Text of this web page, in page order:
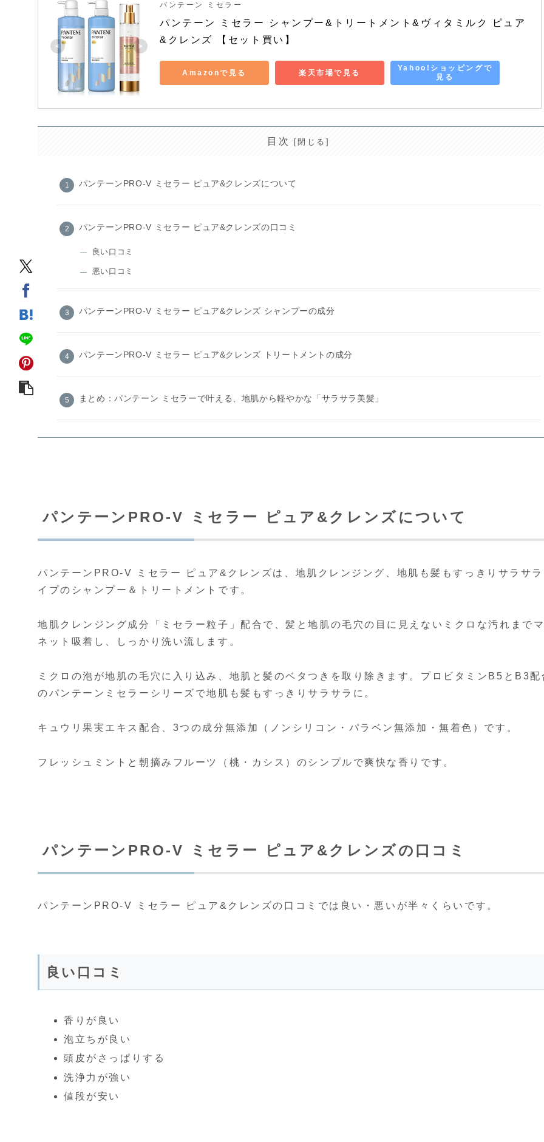
パンテーン ミセラー
パンテーン ミセラー シャンプー&トリートメント&ヴィタミルク ピュア
&クレンズ 【セット買い】
Amazonで見る 楽天市場で見る
Yahoo!ショッピングで
見る
目次
パンテーンPRO-V ミセラー ピュア&クレンズについて
パンテーンPRO-V ミセラー ピュア&クレンズの口コミ
良い口コミ
悪い口コミ
パンテーンPRO-V ミセラー ピュア&クレンズ シャンプーの成分
パンテーンPRO-V ミセラー ピュア&クレンズ トリートメントの成分
まとめ：パンテーン ミセラーで叶える、地肌から軽やかな「サラサラ美髪」
パンテーンPRO-V ミセラー ピュア&クレンズについて
パンテーンPRO-V ミセラー ピュア&クレンズは、地肌クレンジング、地肌も髪もすっきりサラサ
イプのシャンプー＆トリートメントです。
地肌クレンジング成分「ミセラー粒子」配合で、髪と地肌の毛穴の目に見えないミクロな汚れまで
ネット吸着し、しっかり洗い流します。
ミクロの泡が地肌の毛穴に入り込み、地肌と髪のベタつきを取り除きます。プロビタミンB5とB3配
のパンテーンミセラーシリーズで地肌も髪もすっきりサラサラに。
キュウリ果実エキス配合、3つの成分無添加（ノンシリコン・パラベン無添加・無着色）です。
フレッシュミントと朝摘みフルーツ（桃・カシス）のシンプルで爽快な香りです。
パンテーンPRO-V ミセラー ピュア&クレンズの口コミ
パンテーンPRO-V ミセラー ピュア&クレンズの口コミでは良い・悪いが半々くらいです。
良い口コミ
香りが良い
泡立ちが良い
頭皮がさっぱりする
洗浄力が強い
値段が安い